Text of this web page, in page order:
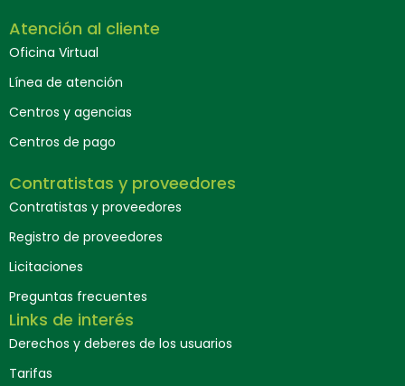
Atención al cliente
Oficina Virtual
Línea de atención
Centros y agencias
Centros de pago
Contratistas y proveedores
Contratistas y proveedores
Registro de proveedores
Licitaciones
Preguntas frecuentes
Links de interés
Derechos y deberes de los usuarios
Tarifas